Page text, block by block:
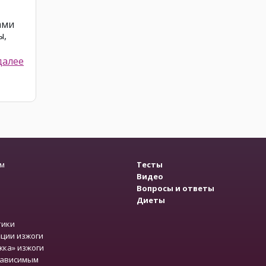
изжоги
изжоги
Тесты
Видео
Вопросы и ответы
Диеты